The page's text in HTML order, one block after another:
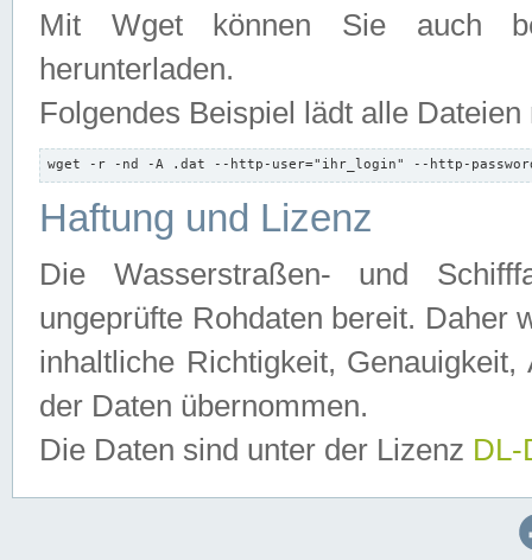
Mit Wget können Sie auch
herunterladen.
Folgendes Beispiel lädt alle
wget -r -nd -A .dat --http-user="ihr_login" --http-
Haftung und Lizenz
Die Wasserstraßen- und
ungeprüfte Rohdaten bereit. Daher
inhaltliche Richtigkeit,
der Daten übernommen.
Die Daten sind unter der Lizenz